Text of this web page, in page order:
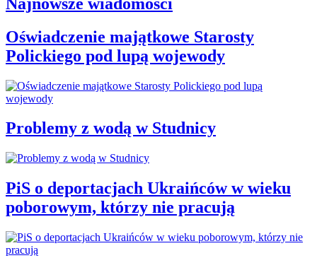
Oświadczenie majątkowe Starosty
Polickiego pod lupą wojewody
Problemy z wodą w Studnicy
PiS o deportacjach Ukraińców w wieku
poborowym, którzy nie pracują